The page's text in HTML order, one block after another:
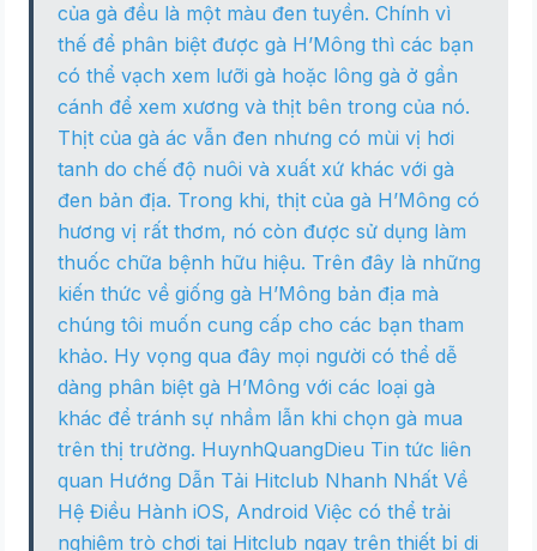
của gà đều là một màu đen tuyền. Chính vì
thế để phân biệt được gà H’Mông thì các bạn
có thể vạch xem lưỡi gà hoặc lông gà ở gần
cánh để xem xương và thịt bên trong của nó.
Thịt của gà ác vẫn đen nhưng có mùi vị hơi
tanh do chế độ nuôi và xuất xứ khác với gà
đen bản địa. Trong khi, thịt của gà H’Mông có
hương vị rất thơm, nó còn được sử dụng làm
thuốc chữa bệnh hữu hiệu. Trên đây là những
kiến thức về giống gà H’Mông bản địa mà
chúng tôi muốn cung cấp cho các bạn tham
khảo. Hy vọng qua đây mọi người có thể dễ
dàng phân biệt gà H’Mông với các loại gà
khác để tránh sự nhầm lẫn khi chọn gà mua
trên thị trường. HuynhQuangDieu Tin tức liên
quan Hướng Dẫn Tải Hitclub Nhanh Nhất Về
Hệ Điều Hành iOS, Android Việc có thể trải
nghiệm trò chơi tại Hitclub ngay trên thiết bị di